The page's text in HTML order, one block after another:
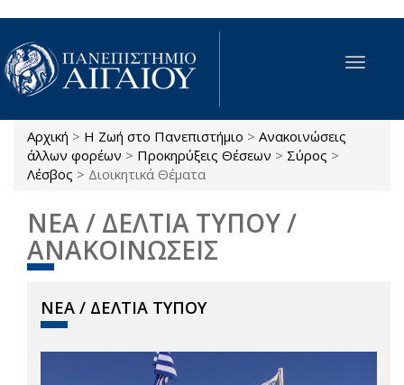
Παράκαμψη προς το κυρίως περιεχόμενο
Toggle
Είστε εδώ
Αρχική > Η Ζωή στο Πανεπιστήμιο > Ανακοινώσεις
άλλων φορέων > Προκηρύξεις Θέσεων > Σύρος >
Λέσβος > Διοικητικά Θέματα
ΝΕΑ / ΔΕΛΤΙΑ ΤΥΠΟΥ /
ΑΝΑΚΟΙΝΩΣΕΙΣ
ΝΕΑ / ΔΕΛΤΙΑ ΤΥΠΟΥ